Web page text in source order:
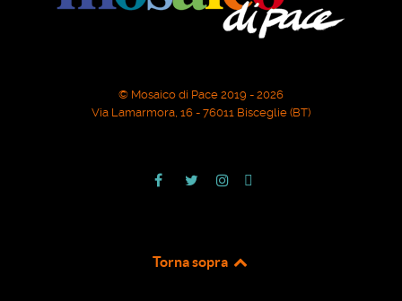
© Mosaico di Pace 2019 - 2026
Via Lamarmora, 16 - 76011 Bisceglie (BT)
Torna sopra